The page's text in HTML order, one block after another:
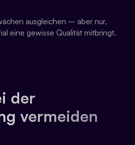
ausgleichen – aber nur,
eine gewisse Qualität mitbringt.
der
vermeiden